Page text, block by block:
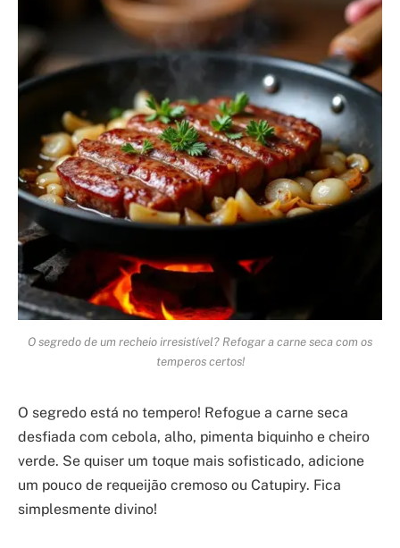
O segredo de um recheio irresistível? Refogar a carne seca com os
temperos certos!
O segredo está no tempero! Refogue a carne seca
desfiada com cebola, alho, pimenta biquinho e cheiro
verde. Se quiser um toque mais sofisticado, adicione
um pouco de requeijão cremoso ou Catupiry. Fica
simplesmente divino!